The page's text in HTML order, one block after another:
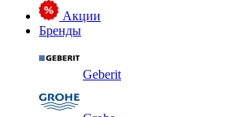
Акции
Бренды
Geberit